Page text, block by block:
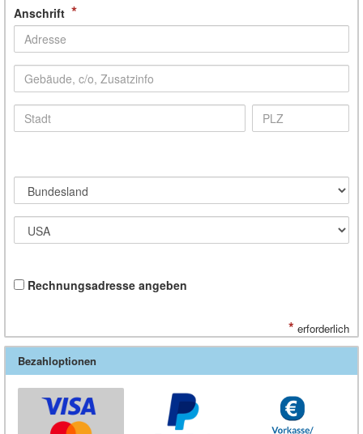
Anschrift *
Rechnungsadresse angeben
* erforderlich
Bezahloptionen